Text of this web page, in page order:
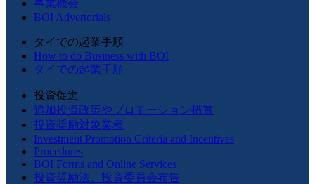
事業機会
BOI Advertorials
タイでの起業手順
How to do Business with BOI
タイでの起業手順
投資促進
追加投資政策やプロモーション措置
投資奨励対象業種
Investment Promotion Criteria and Incentives
Procedures
BOI Forms and Online Services
投資奨励法、投資委員会布告